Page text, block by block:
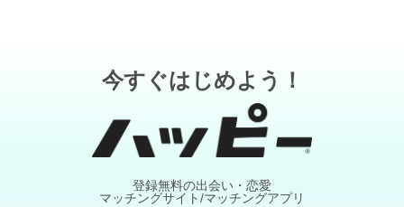
今すぐはじめよう！
登録無料の出会い・恋愛
マッチングサイト/マッチングアプリ